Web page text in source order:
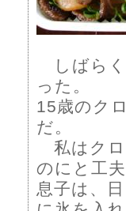
しばらく
った。
15歳のク
だ。
私はクロ
のにと工夫
息子は、